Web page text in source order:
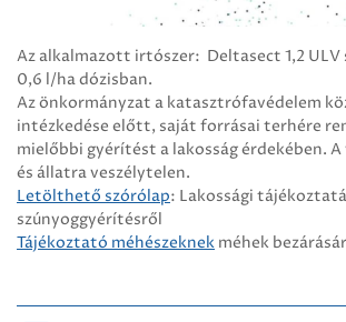
Az alkalmazott irtószer: Deltasect 1,2 ULV
0,6 l/ha dózisban.
Az önkormányzat a katasztrófavédelem
intézkedése előtt, saját forrásai terhére
mielőbbi gyérítést a lakosság érdekében. A
és állatra veszélytelen.
Letölthető szórólap: Lakossági
szúnyoggyérítésről
Tájékoztató méhészeknek méhek